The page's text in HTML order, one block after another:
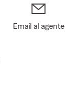
Email al agente